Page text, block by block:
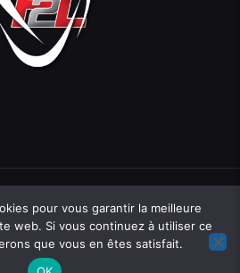
Hopcloud
07 71 81 83 40
pour vous garantir la meilleure
web. Si vous continuez à utiliser ce
que vous en êtes satisfait.